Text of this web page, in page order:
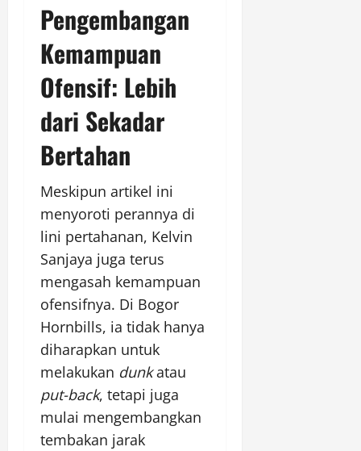
Pengembangan
Kemampuan
Ofensif: Lebih
dari Sekadar
Bertahan
Meskipun artikel ini
menyoroti perannya di
lini pertahanan, Kelvin
Sanjaya juga terus
mengasah kemampuan
ofensifnya. Di Bogor
Hornbills, ia tidak hanya
diharapkan untuk
melakukan dunkatau
put-back, tetapi juga
mulai mengembangkan
tembakan jarak